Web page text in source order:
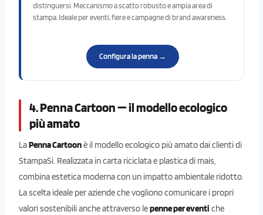
distinguersi. Meccanismo a scatto robusto e ampia area di
stampa. Ideale per eventi, fiere e campagne di brand awareness.
Configura la penna →
4. Penna Cartoon — il modello ecologico
più amato
LaPenna Cartoonè il modello ecologico più amato dai clienti di
StampaSi. Realizzata in carta riciclata e plastica di mais,
combina estetica moderna con un impatto ambientale ridotto.
La scelta ideale per aziende che vogliono comunicare i propri
valori sostenibili anche attraverso lepenne per eventi che